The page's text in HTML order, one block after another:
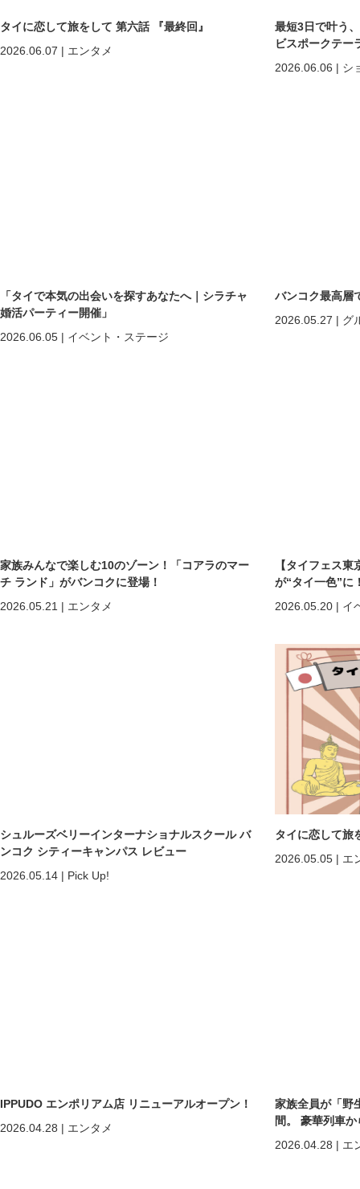
タイに恋して旅をして 第六話 『最終回』
2026.06.07 | エンタメ
最短3日で叶う
ビスポークテ
2026.06.06 | シ
「タイで本気の出会いを探すあなたへ｜シラチャ
婚活パーティー開催」
2026.06.05 | イベント・ステージ
バンコク最高層
2026.05.27 | グ
家族みんなで楽しむ10のゾーン！「コアラのマー
チ ランド」がバンコクに登場！
2026.05.21 | エンタメ
【タイフェス
が“タイ一色”に
2026.05.20 | イ
シュルーズベリーインターナショナルスクール バ
ンコク シティーキャンパス レビュー
2026.05.14 | Pick Up!
タイに恋して旅
2026.05.05 | エ
IPPUDO エンポリアム店 リニューアルオープン！
2026.04.28 | エンタメ
家族全員が「野
間。 豪華列車
2026.04.28 | エ